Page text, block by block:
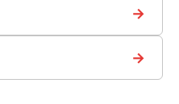
→
→